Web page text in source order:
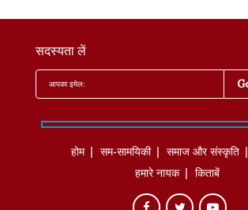
सदस्यता लें
होम सम-सामयिकी समाज और संस्कृति
हमारे नायक
किताबें